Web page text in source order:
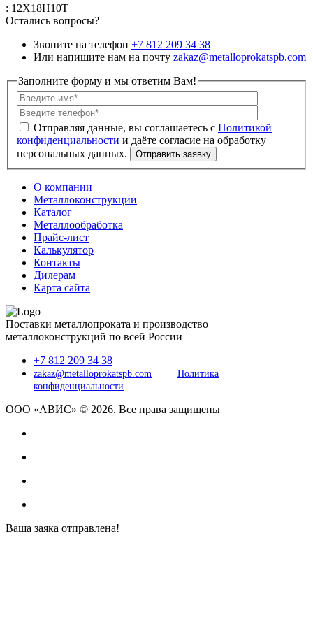
: 12Х18Н10Т
Остались вопросы?
Звоните на телефон +7 812 209 34 38
Или напишите нам на почту zakaz@metalloprokatspb.com
Заполните форму и мы ответим Вам!
Политикой
конфиденциальности
О компании
Металлоконструкции
Каталог
Металлообработка
Прайс-лист
Калькулятор
Контакты
Дилерам
Карта сайта
Поставки металлопроката и производство
металлоконструкций по всей России
+7 812 209 34 38
zakaz@metalloprokatspb.com
Политика
конфиденциальности
ООО «АВИС» © 2026. Все права защищены
Ваша заяка отправлена!